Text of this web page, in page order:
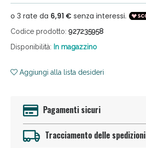
Codice prodotto: 927235958
Disponibilità: In magazzino
Aggiungi alla lista desideri
Pagamenti sicuri
Tracciamento delle spedizioni